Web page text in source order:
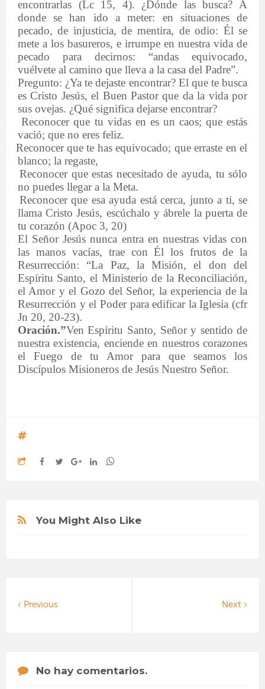
encontrarlas (Lc 15, 4). ¿Dónde las busca? A
donde se han ido a meter: en situaciones de
pecado, de injusticia, de mentira, de odio: Él se
mete a los basureros, e irrumpe en nuestra vida de
pecado para decirnos: “andas equivocado,
vuélvete al camino que lleva a la casa del Padre”.
Pregunto: ¿Ya te dejaste encontrar? El que te busca
es Cristo Jesús, el Buen Pastor que da la vida por
sus ovejas. ¿Qué significa dejarse encontrar?
Reconocer que tu vidas en es un caos; que estás
vació; que no eres feliz.
Reconocer que te has equivocado; que erraste en el
blanco; la regaste,
Reconocer que estas necesitado de ayuda, tu sólo
no puedes llegar a la Meta.
Reconocer que esa ayuda está cerca, junto a ti, se
llama Cristo Jesús, escúchalo y ábrele la puerta de
tu corazón (Apoc 3, 20)
El Señor Jesús nunca entra en nuestras vidas con
las manos vacías, trae con Él los frutos de la
Resurrección: “La Paz, la Misión, el don del
Espíritu Santo, el Ministerio de la Reconciliación,
el Amor y el Gozo del Señor, la experiencia de la
Resurrección y el Poder para edificar la Iglesia (cfr
Jn 20, 20-23).
Oración.”Ven Espíritu Santo, Señor y sentido de
nuestra existencia, enciende en nuestros corazones
el Fuego de tu Amor para que seamos los
Discípulos Misioneros de Jesús Nuestro Señor.
You Might Also Like
Next
Previous
No hay comentarios.